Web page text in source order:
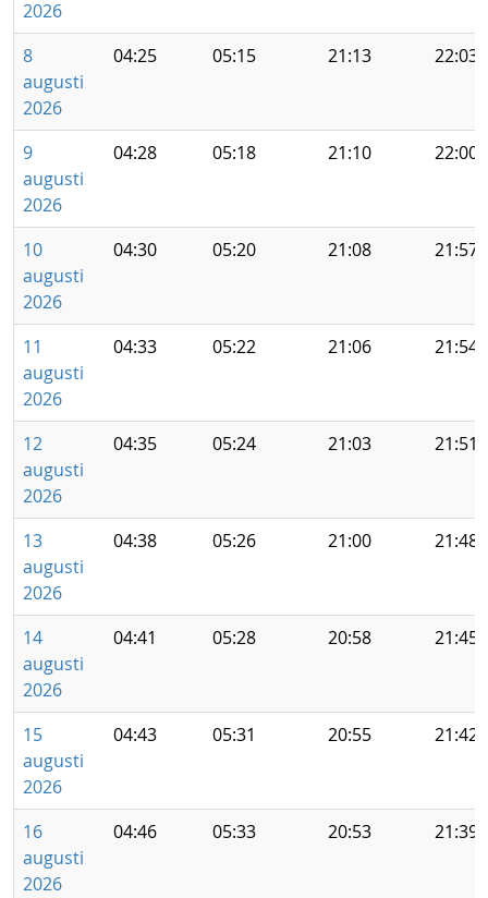
2026
8
augusti
2026
04:25 05:15 21:13 22:03
9
augusti
2026
04:28 05:18 21:10 22:00
10
augusti
2026
04:30 05:20 21:08 21:57
11
augusti
2026
04:33 05:22 21:06 21:54
12
augusti
2026
04:35 05:24 21:03 21:51
13
augusti
2026
04:38 05:26 21:00 21:48
14
augusti
2026
04:41 05:28 20:58 21:45
15
augusti
2026
04:43 05:31 20:55 21:42
16
augusti
2026
04:46 05:33 20:53 21:39